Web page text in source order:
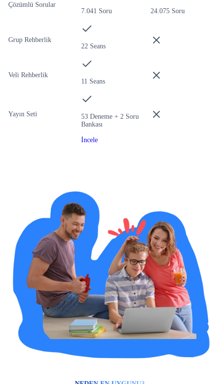
Çözümlü Sorular
7.041 Soru
24.075 Soru
Grup Rehberlik
22 Seans
Veli Rehberlik
11 Seans
Yayın Seti
53 Deneme + 2 Soru
Bankası
İncele